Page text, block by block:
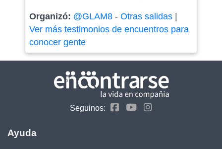
Organizó: @GLAM8- Otras salidas|
Ver más testimonios de encuentros para
conocer gente
Seguinos:
Ayuda